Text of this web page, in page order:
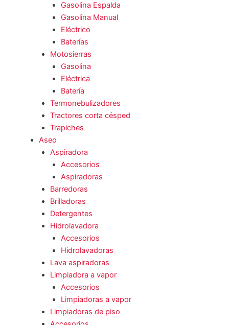
Gasolina Espalda
Gasolina Manual
Eléctrico
Baterías
Motosierras
Gasolina
Eléctrica
Batería
Termonebulizadores
Tractores corta césped
Trapiches
Aseo
Aspiradora
Accesorios
Aspiradoras
Barredoras
Brilladoras
Detergentes
Hidrolavadora
Accesorios
Hidrolavadoras
Lava aspiradoras
Limpiadora a vapor
Accesorios
Limpiadoras a vapor
Limpiadoras de piso